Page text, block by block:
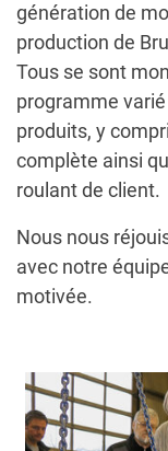
génération de
production de
Tous se sont
programme
produits, y
complète ainsi
roulant de client.
Nous nous
avec notre
motivée.